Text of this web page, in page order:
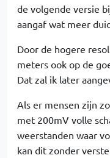
de volgende versie
aangaf wat meer
Door de hogere
meters ook op de
Dat zal ik later
Als er mensen zijn
met 200mV volle
weerstanden waar
kan dit zonder